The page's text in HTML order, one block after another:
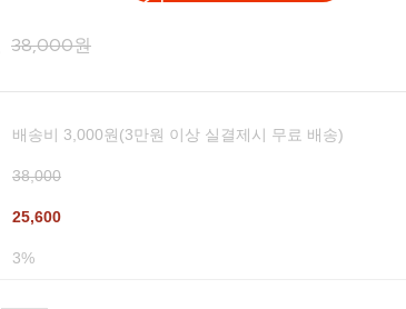
38,000원
배송비 3,000원(3만원 이상 실결제시 무료 배송)
38,000
25,600
3%